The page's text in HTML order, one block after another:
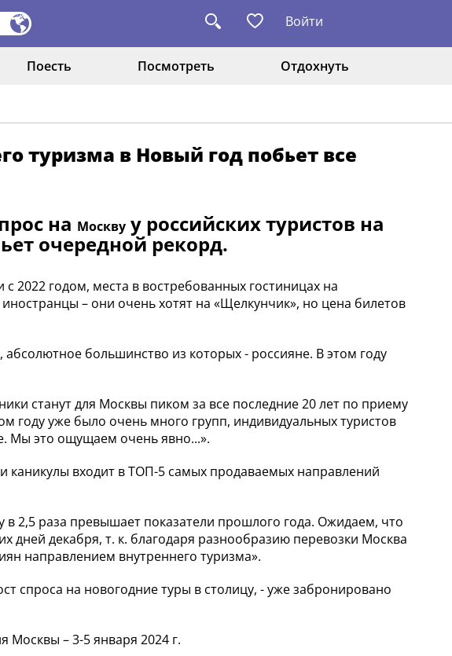
Войти
Поесть Посмотреть Отдохнуть
туризма в Новый год побьет все
на Москву у российских туристов на
очередной рекорд.
2022 годом, места в востребованных гостиницах на
– они очень хотят на «Щелкунчик», но цена билетов
большинство из которых - россияне. В этом году
станут для Москвы пиком за все последние 20 лет по приему
году уже было очень много групп, индивидуальных туристов
Мы это ощущаем очень явно...».
каникулы входит в ТОП-5 самых продаваемых направлений
в 2,5 раза превышает показатели прошлого года. Ожидаем, что
дней декабря, т. к. благодаря разнообразию перевозки Москва
направлением внутреннего туризма».
спроса на новогодние туры в столицу, - уже забронировано
Москвы – 3-5 января 2024 г.